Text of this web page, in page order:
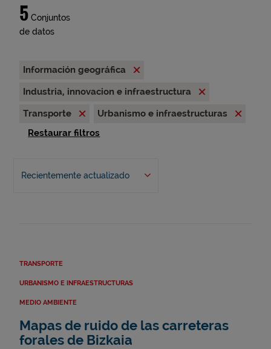
5 Conjuntos
de datos
Información geográfica
Industria, innovacion e infraestructura
Transporte
Urbanismo e infraestructuras
Restaurar filtros
Recientemente actualizado
TRANSPORTE
URBANISMO E INFRAESTRUCTURAS
MEDIO AMBIENTE
Mapas de ruido de las carreteras
forales de Bizkaia